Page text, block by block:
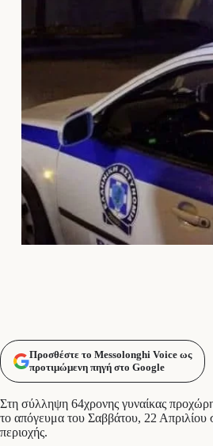
Προσθέστε το Messolonghi Voice ως
προτιμώμενη πηγή στο Google
Στη σύλληψη 64χρονης γυναίκας
το απόγευμα του Σαββάτου, 22 Απριλίου
περιοχής.